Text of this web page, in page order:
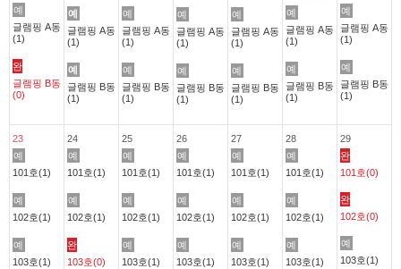
예
글램핑 A동
(1)
완
글램핑 B동
(0)
예
글램핑 A동
(1)
예
글램핑 B동
(1)
예
글램핑 A동
(1)
예
글램핑 B동
(1)
예
글램핑 A동
(1)
예
글램핑 B동
(1)
예
글램핑 A동
(1)
예
글램핑 B동
(1)
예
글램핑 A동
(1)
예
글램핑 B동
(1)
예
글램핑 A동
(1)
예
글램핑 B동
(1)
23
예
101호(1)
예
102호(1)
예
103호(1)
24
예
101호(1)
예
102호(1)
완
103호(0)
25
예
101호(1)
예
102호(1)
예
103호(1)
26
예
101호(1)
예
102호(1)
예
103호(1)
27
예
101호(1)
예
102호(1)
예
103호(1)
28
예
101호(1)
예
102호(1)
예
103호(1)
29
완
101호(0)
완
102호(0)
예
103호(1)